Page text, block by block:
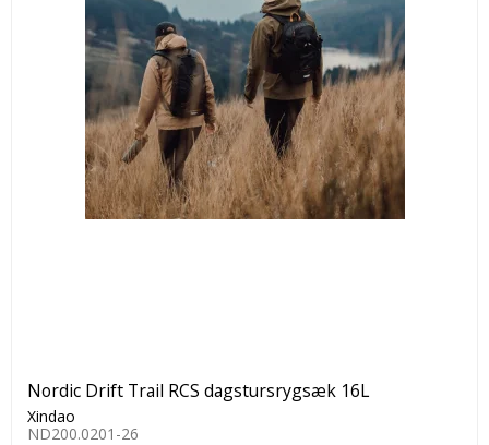
Nordic Drift Trail RCS dagstursrygsæk 16L
Xindao
ND200.0201-26